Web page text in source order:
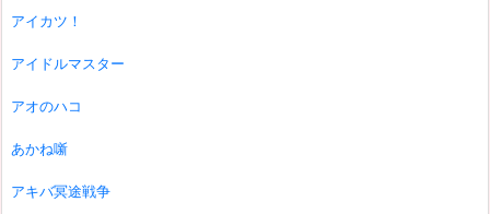
アイカツ！
アイドルマスター
アオのハコ
あかね噺
アキバ冥途戦争